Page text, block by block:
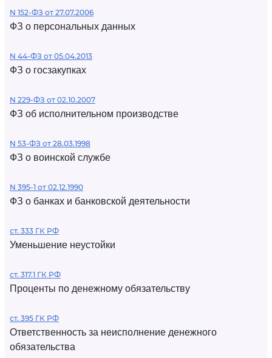
N 152-ФЗ от 27.07.2006
ФЗ о персональных данных
N 44-ФЗ от 05.04.2013
ФЗ о госзакупках
N 229-ФЗ от 02.10.2007
ФЗ об исполнительном производстве
N 53-ФЗ от 28.03.1998
ФЗ о воинской службе
N 395-1 от 02.12.1990
ФЗ о банках и банковской деятельности
ст. 333 ГК РФ
Уменьшение неустойки
ст. 317.1 ГК РФ
Проценты по денежному обязательству
ст. 395 ГК РФ
Ответственность за неисполнение денежного
обязательства